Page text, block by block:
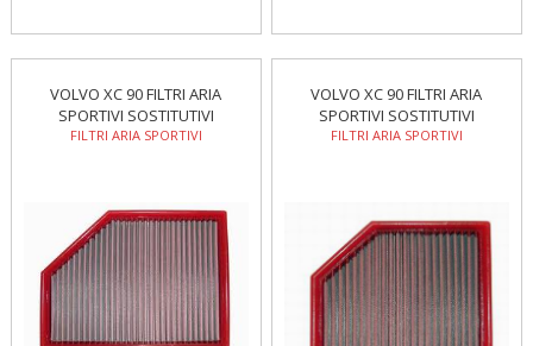
VOLVO XC 90 FILTRI ARIA
SPORTIVI SOSTITUTIVI
FILTRI ARIA SPORTIVI
VOLVO XC 90 FILTRI ARIA
SPORTIVI SOSTITUTIVI
FILTRI ARIA SPORTIVI